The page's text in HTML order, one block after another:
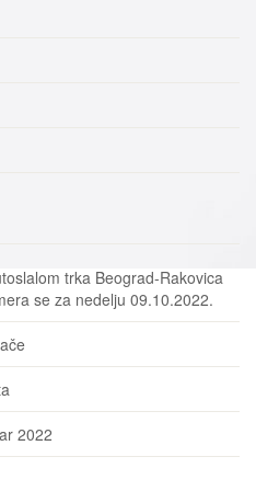
trka Beograd-Rakovica
se za nedelju 09.10.2022.
2022